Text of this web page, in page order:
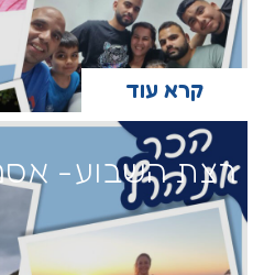
קרא עוד
רצת השבוע-